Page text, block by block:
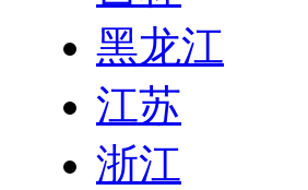
黑龙江
江苏
浙江